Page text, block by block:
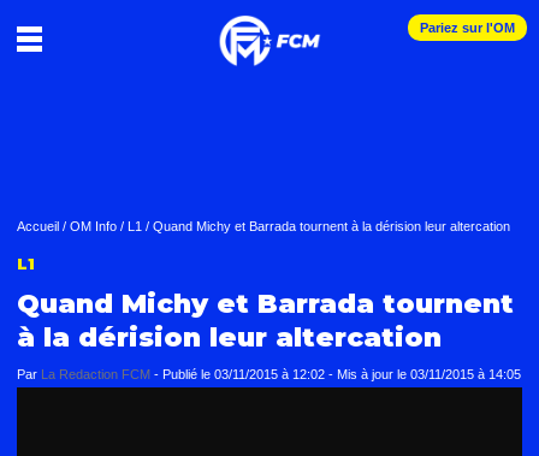
Pariez sur l'OM
Accueil / OM Info / L1 / Quand Michy et Barrada tournent à la dérision leur altercation
L1
Quand Michy et Barrada tournent
à la dérision leur altercation
Par La Redaction FCM - Publié le 03/11/2015 à 12:02 - Mis à jour le 03/11/2015 à 14:05